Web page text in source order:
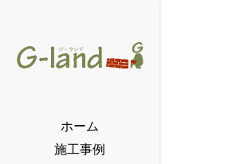
ホーム
施工事例